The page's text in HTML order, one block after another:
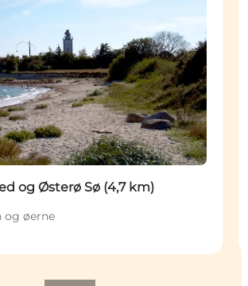
og Østerø Sø (4,7 km)
og øerne